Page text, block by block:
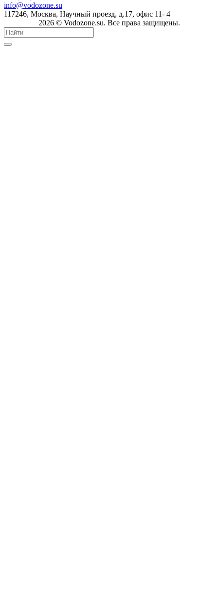
info@vodozone.su
117246, Москва, Научный проезд, д.17, офис 11- 4
2026 © Vodozone.su. Все права защищены.